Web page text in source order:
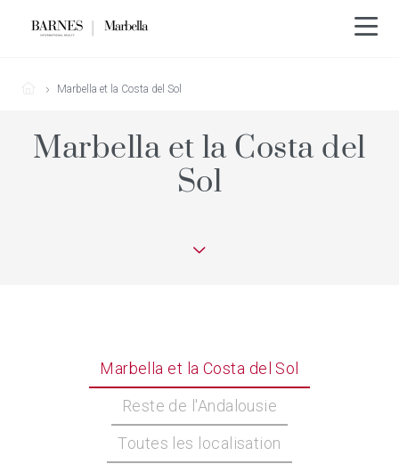
Marbella et la Costa del Sol
Marbella et la Costa del
Sol
Marbella et la Costa del Sol
Reste de l'Andalousie
Toutes les localisation